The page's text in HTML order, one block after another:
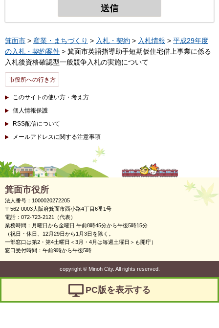
箕面市 > 産業・まちづくり > 入札・契約 > 入札情報 > 平成29年度
の入札・契約案件 > 箕面市英語指導助手短期仮住宅借上事業に係る
入札後資格確認型一般競争入札の実施について
市役所への行き方
このサイトの使い方・考え方
個人情報保護
RSS配信について
メールアドレスに関する注意事項
箕面市役所
法人番号：1000020272205
〒562-0003大阪府箕面市西小路4丁目6番1号
電話：072-723-2121（代表）
業務時間：月曜日から金曜日 午前8時45分から午後5時15分
（祝日・休日、12月29日から1月3日を除く。
一部窓口は第2・第4土曜日＜3月・4月は毎週土曜日＞も開庁）
窓口受付時間：午前9時から午後5時
copyright ©Minoh City. All rights reserved.
PC版を表示する